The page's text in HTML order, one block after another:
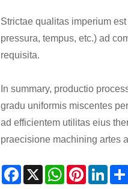
Strictae qualitas imperium
pressura, tempus, etc.) ad
requisita.
In summary, productio
gradu uniformis miscentes
ad efficientem utilitas eius
praecisione machining artes
Facebook
X WhatsAppPinterest